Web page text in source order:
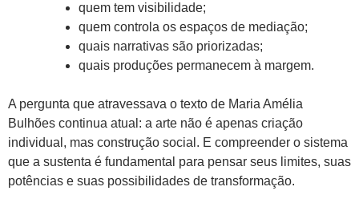
quem tem visibilidade;
quem controla os espaços de mediação;
quais narrativas são priorizadas;
quais produções permanecem à margem.
A pergunta que atravessava o texto de Maria Amélia
Bulhões continua atual: a arte não é apenas criação
individual, mas construção social. E compreender o sistema
que a sustenta é fundamental para pensar seus limites, suas
potências e suas possibilidades de transformação.